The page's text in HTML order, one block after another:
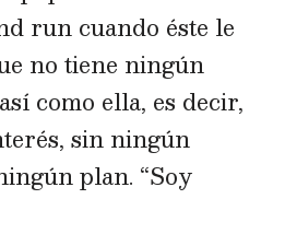
run cuando éste le
no tiene ningún
como ella, es decir,
sin ningún
plan. “Soy